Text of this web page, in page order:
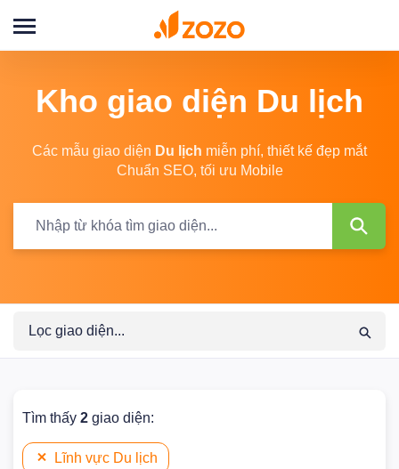
Kho giao diện Du lịch
Các mẫu giao diện Du lịch miễn phí, thiết kế đẹp mắt
Chuẩn SEO, tối ưu Mobile
Tìm thấy 2 giao diện:
Lĩnh vực Du lịch